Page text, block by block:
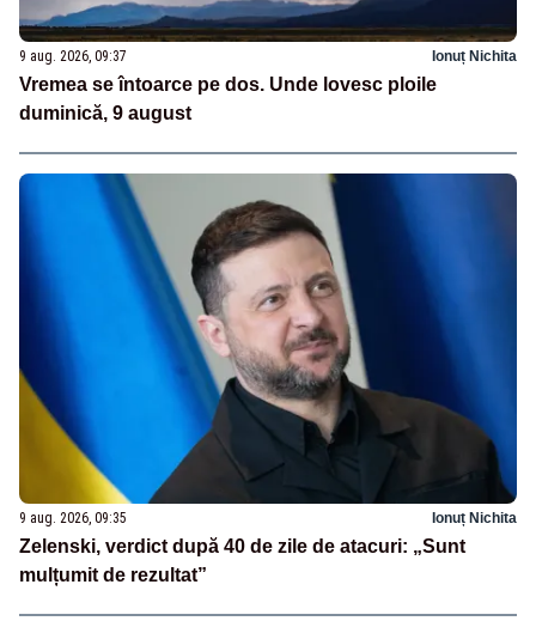
9 aug. 2026, 09:37 Ionuț Nichita
Vremea se întoarce pe dos. Unde lovesc ploile
duminică, 9 august
9 aug. 2026, 09:35 Ionuț Nichita
Zelenski, verdict după 40 de zile de atacuri: „Sunt
mulțumit de rezultat”